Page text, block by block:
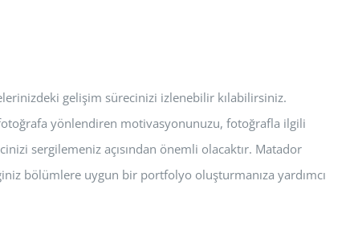
gelişim sürecinizi izlenebilir kılabilirsiniz.
yönlendiren motivasyonunuzu, fotoğrafla ilgili
sergilemeniz açısından önemli olacaktır. Matador
bölümlere uygun bir portfolyo oluşturmanıza yardımcı